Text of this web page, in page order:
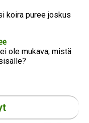
koira puree joskus
ole mukava; mistä